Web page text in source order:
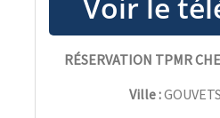
RÉSERVATION TPMR
Ville :GOUVETS